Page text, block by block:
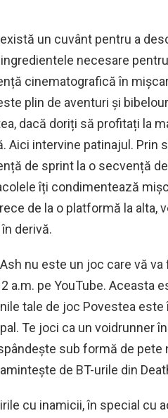
un cuvânt pentru a
necesare
cinematografică în
plin de aventuri și
dacă doriți să profitați la
Aici intervine patinajul. Prin
de sprint la o secvență
îți condimentează
de la o platformă la alta,
în derivă.
nu este un joc care vă
2 a.m. pe YouTube.
tale de joc Povestea este
Te joci ca un voidrunner
sub formă de
de BT-urile din
cu inamicii, în special cu